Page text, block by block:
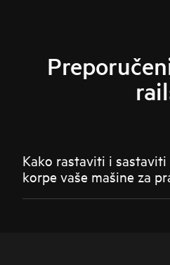
Kako rastaviti i
korpe vaše mašine za